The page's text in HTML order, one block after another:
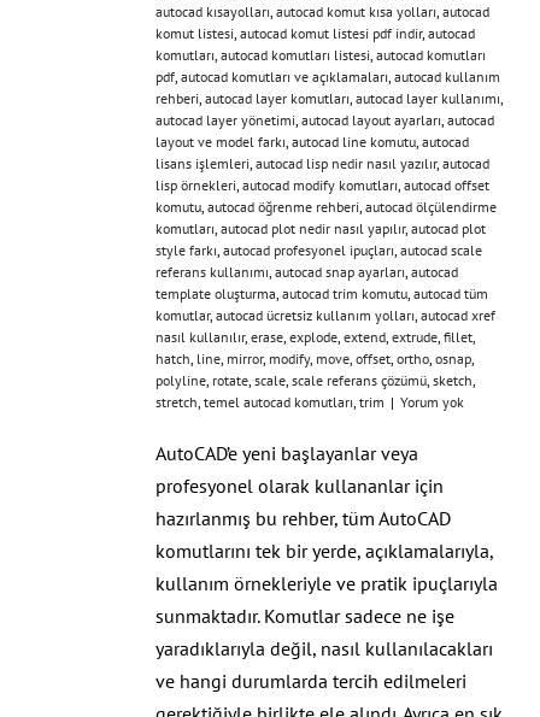
autocad kısayolları autocad komut kısa yolları autocad
komut listesi autocad komut listesi pdf indir, autocad
komutları autocad komutları listesi autocad komutları
pdf autocad komutları ve açıklamaları autocad kullanım
rehberi autocad layer komutları autocad layer kullanımı
autocad layer yönetimi autocad layout ayarları autocad
layout ve model farkı autocad line komutu autocad
lisans işlemleri autocad lisp nedir nasıl yazılır, autocad
lisp örnekleri autocad modify komutları autocad offset
komutu autocad öğrenme rehberi autocad ölçülendirme
komutları autocad plot nedir nasıl yapılır, autocad plot
style farkı autocad profesyonel ipuçları autocad scale
referans kullanımı autocad snap ayarları autocad
template oluşturma autocad trim komutu autocad tüm
komutlar, autocad ücretsiz kullanım yolları autocad xref
nasıl kullanılır, erase explode extend extrude fillet
hatch line mirror, modify, move offset ortho osnap
polyline rotate scale scale referans çözümü sketch
stretch temel autocad komutları trim | Yorum yok
AutoCAD’e yeni başlayanlar veya
profesyonel olarak kullananlar için
hazırlanmış bu rehber, tüm AutoCAD
komutlarını tek bir yerde, açıklamalarıyla,
kullanım örnekleriyle ve pratik ipuçlarıyla
sunmaktadır. Komutlar sadece ne işe
yaradıklarıyla değil, nasıl kullanılacakları
ve hangi durumlarda tercih edilmeleri